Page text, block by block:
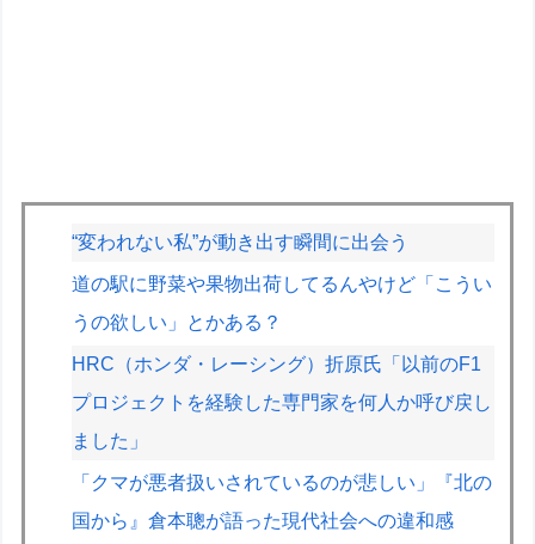
“変われない私”が動き出す瞬間に出会う
道の駅に野菜や果物出荷してるんやけど「こうい
うの欲しい」とかある？
HRC（ホンダ・レーシング）折原氏「以前のF1
プロジェクトを経験した専門家を何人か呼び戻し
ました」
「クマが悪者扱いされているのが悲しい」『北の
国から』倉本聰が語った現代社会への違和感